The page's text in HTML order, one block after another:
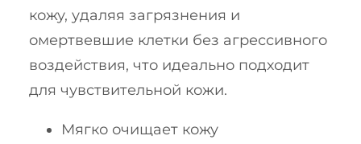
кожу, удаляя загрязнения и
омертвевшие клетки без агрессивного
воздействия, что идеально подходит
для чувствительной кожи.
Мягко очищает кожу